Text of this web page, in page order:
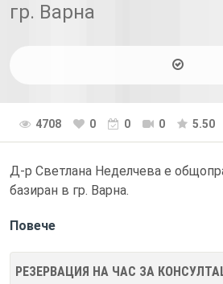
гр. Варна
4708 0 0 0 5.50
Д-р Светлана Неделчева е
базиран в гр. Варна.
Повече
РЕЗЕРВАЦИЯ НА ЧАС ЗА